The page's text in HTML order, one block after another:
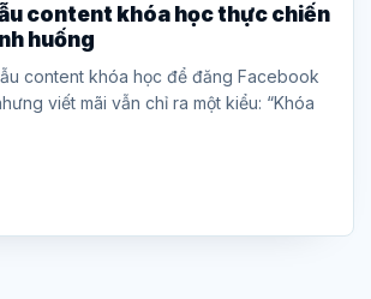
content khóa học thực chiến
huống
content khóa học để đăng Facebook
viết mãi vẫn chỉ ra một kiểu: “Khóa